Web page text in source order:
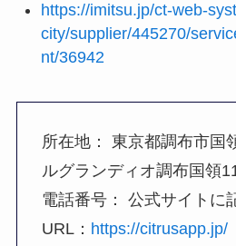
https://imitsu.jp/ct-web-
city/supplier/445270/
nt/36942
所在地： 東京都調布市国
ルグランディオ調布国領
電話番号： 公式サイトに
URL： https://citrusapp.jp/